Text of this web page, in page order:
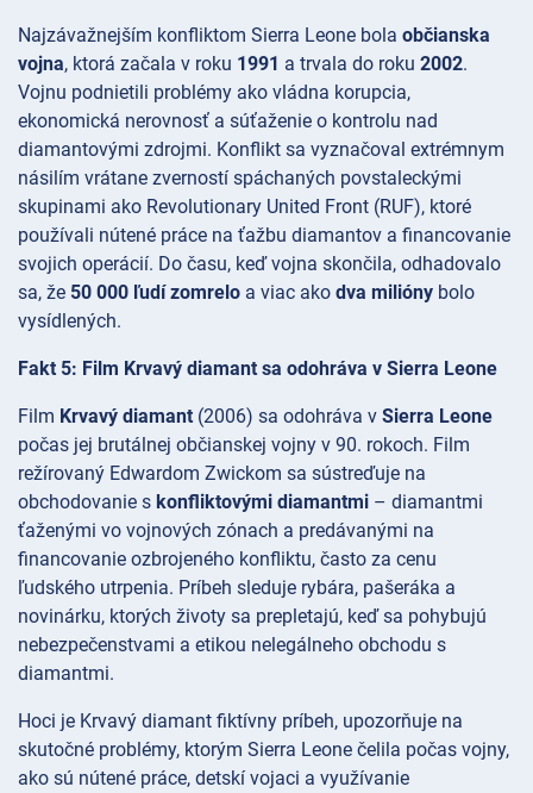
Najzávažnejším konfliktom Sierra Leone bola občianska
vojna, ktorá začala v roku 1991 a trvala do roku 2002.
Vojnu podnietili problémy ako vládna korupcia,
ekonomická nerovnosť a súťaženie o kontrolu nad
diamantovými zdrojmi. Konflikt sa vyznačoval extrémnym
násilím vrátane zverností spáchaných povstaleckými
skupinami ako Revolutionary United Front (RUF), ktoré
používali nútené práce na ťažbu diamantov a financovanie
svojich operácií. Do času, keď vojna skončila, odhadovalo
sa, že 50 000 ľudí zomrelo a viac ako dva milióny bolo
vysídlených.
Fakt 5: Film Krvavý diamant sa odohráva v Sierra Leone
Film Krvavý diamant (2006) sa odohráva v Sierra Leone
počas jej brutálnej občianskej vojny v 90. rokoch. Film
režírovaný Edwardom Zwickom sa sústreďuje na
obchodovanie s konfliktovými diamantmi – diamantmi
ťaženými vo vojnových zónach a predávanými na
financovanie ozbrojeného konfliktu, často za cenu
ľudského utrpenia. Príbeh sleduje rybára, pašeráka a
novinárku, ktorých životy sa prepletajú, keď sa pohybujú
nebezpečenstvami a etikou nelegálneho obchodu s
diamantmi.
Hoci je Krvavý diamant fiktívny príbeh, upozorňuje na
skutočné problémy, ktorým Sierra Leone čelila počas vojny,
ako sú nútené práce, detskí vojaci a využívanie